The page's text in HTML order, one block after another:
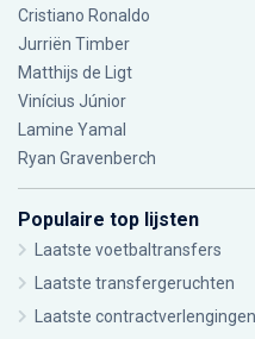
Cristiano Ronaldo
Jurriën Timber
Matthijs de Ligt
Vinícius Júnior
Lamine Yamal
Ryan Gravenberch
Populaire top lijsten
Laatste voetbaltransfers
Laatste transfergeruchten
Laatste contractverlengingen